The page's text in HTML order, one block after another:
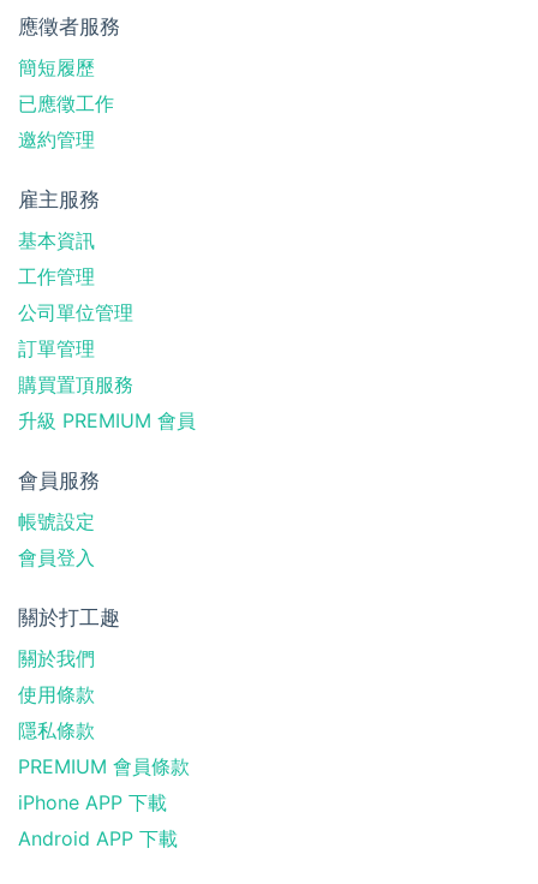
應徵者服務
簡短履歷
已應徵工作
邀約管理
雇主服務
基本資訊
工作管理
公司單位管理
訂單管理
購買置頂服務
升級 PREMIUM 會員
會員服務
帳號設定
會員登入
關於打工趣
關於我們
使用條款
隱私條款
PREMIUM 會員條款
iPhone APP 下載
Android APP 下載